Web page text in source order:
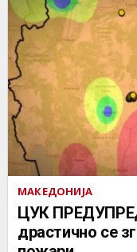
МАКЕДОНИЈА
ЦУК
драстично се